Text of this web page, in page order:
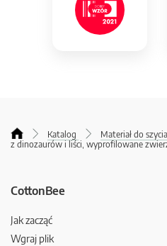
Katalog Materiał do
z dinozaurów i liści, wyprofilowane
CottonBee
Jak zacząć
Wgraj plik